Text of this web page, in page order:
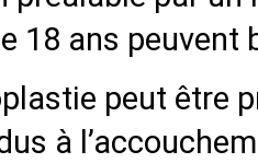
18 ans
peut être
à